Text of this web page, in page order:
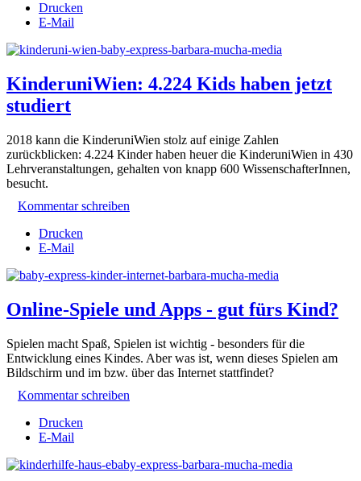
Drucken
E-Mail
KinderuniWien: 4.224 Kids haben jetzt
studiert
2018 kann die KinderuniWien stolz auf einige Zahlen
zurückblicken: 4.224 Kinder haben heuer die KinderuniWien in 430
Lehrveranstaltungen, gehalten von knapp 600 WissenschafterInnen,
besucht.
Kommentar schreiben
Drucken
E-Mail
Online-Spiele und Apps - gut fürs Kind?
Spielen macht Spaß, Spielen ist wichtig - besonders für die
Entwicklung eines Kindes. Aber was ist, wenn dieses Spielen am
Bildschirm und im bzw. über das Internet stattfindet?
Kommentar schreiben
Drucken
E-Mail